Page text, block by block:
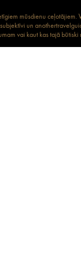
mūsdienu
un
vai kaut kas tajā